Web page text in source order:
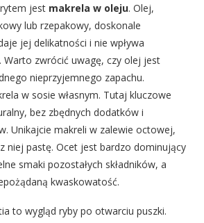
jest makrela w oleju. Olej,
lub rzepakowy, doskonale
jej delikatności i nie wpływa
Warto zwrócić uwagę, czy olej jest
nieprzyjemnego zapachu.
w sosie własnym. Tutaj kluczowe
bez zbędnych dodatków i
Unikajcie makreli w zalewie octowej,
niej pastę. Ocet jest bardzo dominujący
smaki pozostałych składników, a
kwaskowatość.
to wygląd ryby po otwarciu puszki.